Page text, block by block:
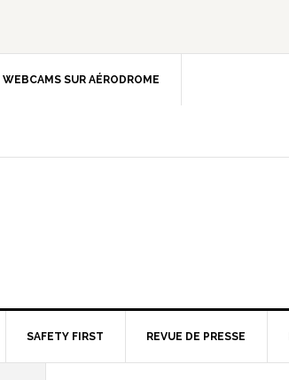
WEBCAMS SUR AÉRODROME
SAFETY FIRST REVUE DE PRESSE